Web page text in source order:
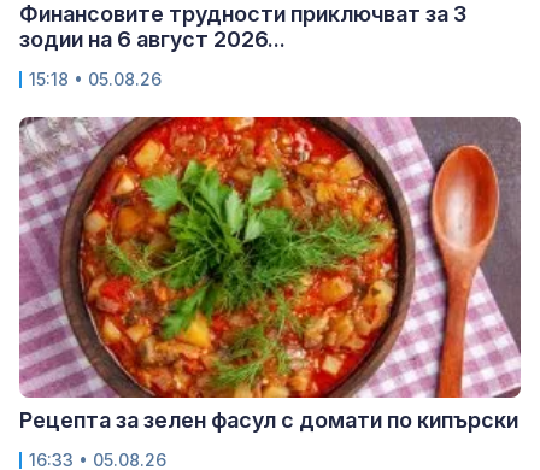
Финансовите трудности приключват за 3
зодии на 6 август 2026...
15:18 • 05.08.26
Рецепта за зелен фасул с домати по кипърски
16:33 • 05.08.26